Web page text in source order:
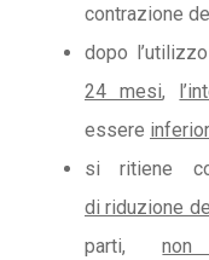
contrazione
dopo
24 mesi,
essere
si ritiene
di riduzione
parti,